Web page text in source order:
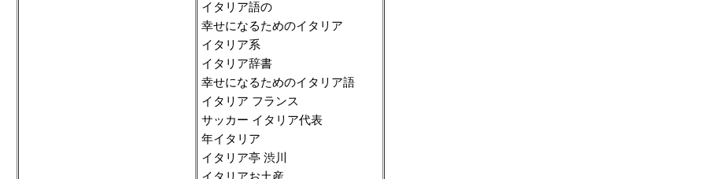
イタリア語の
幸せになるためのイタリア
イタリア系
イタリア辞書
幸せになるためのイタリア語
イタリア フランス
サッカー イタリア代表
年イタリア
イタリア亭 渋川